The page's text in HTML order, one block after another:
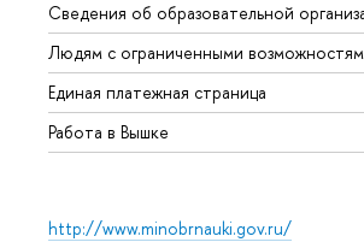
Сведения об образовательной
Людям с ограниченными
Единая платежная страница
Работа в Вышке
http://www.minobrnauki.gov.ru/